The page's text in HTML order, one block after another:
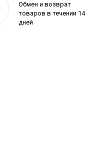
Обмен и возврат
товаров в течении 14
дней